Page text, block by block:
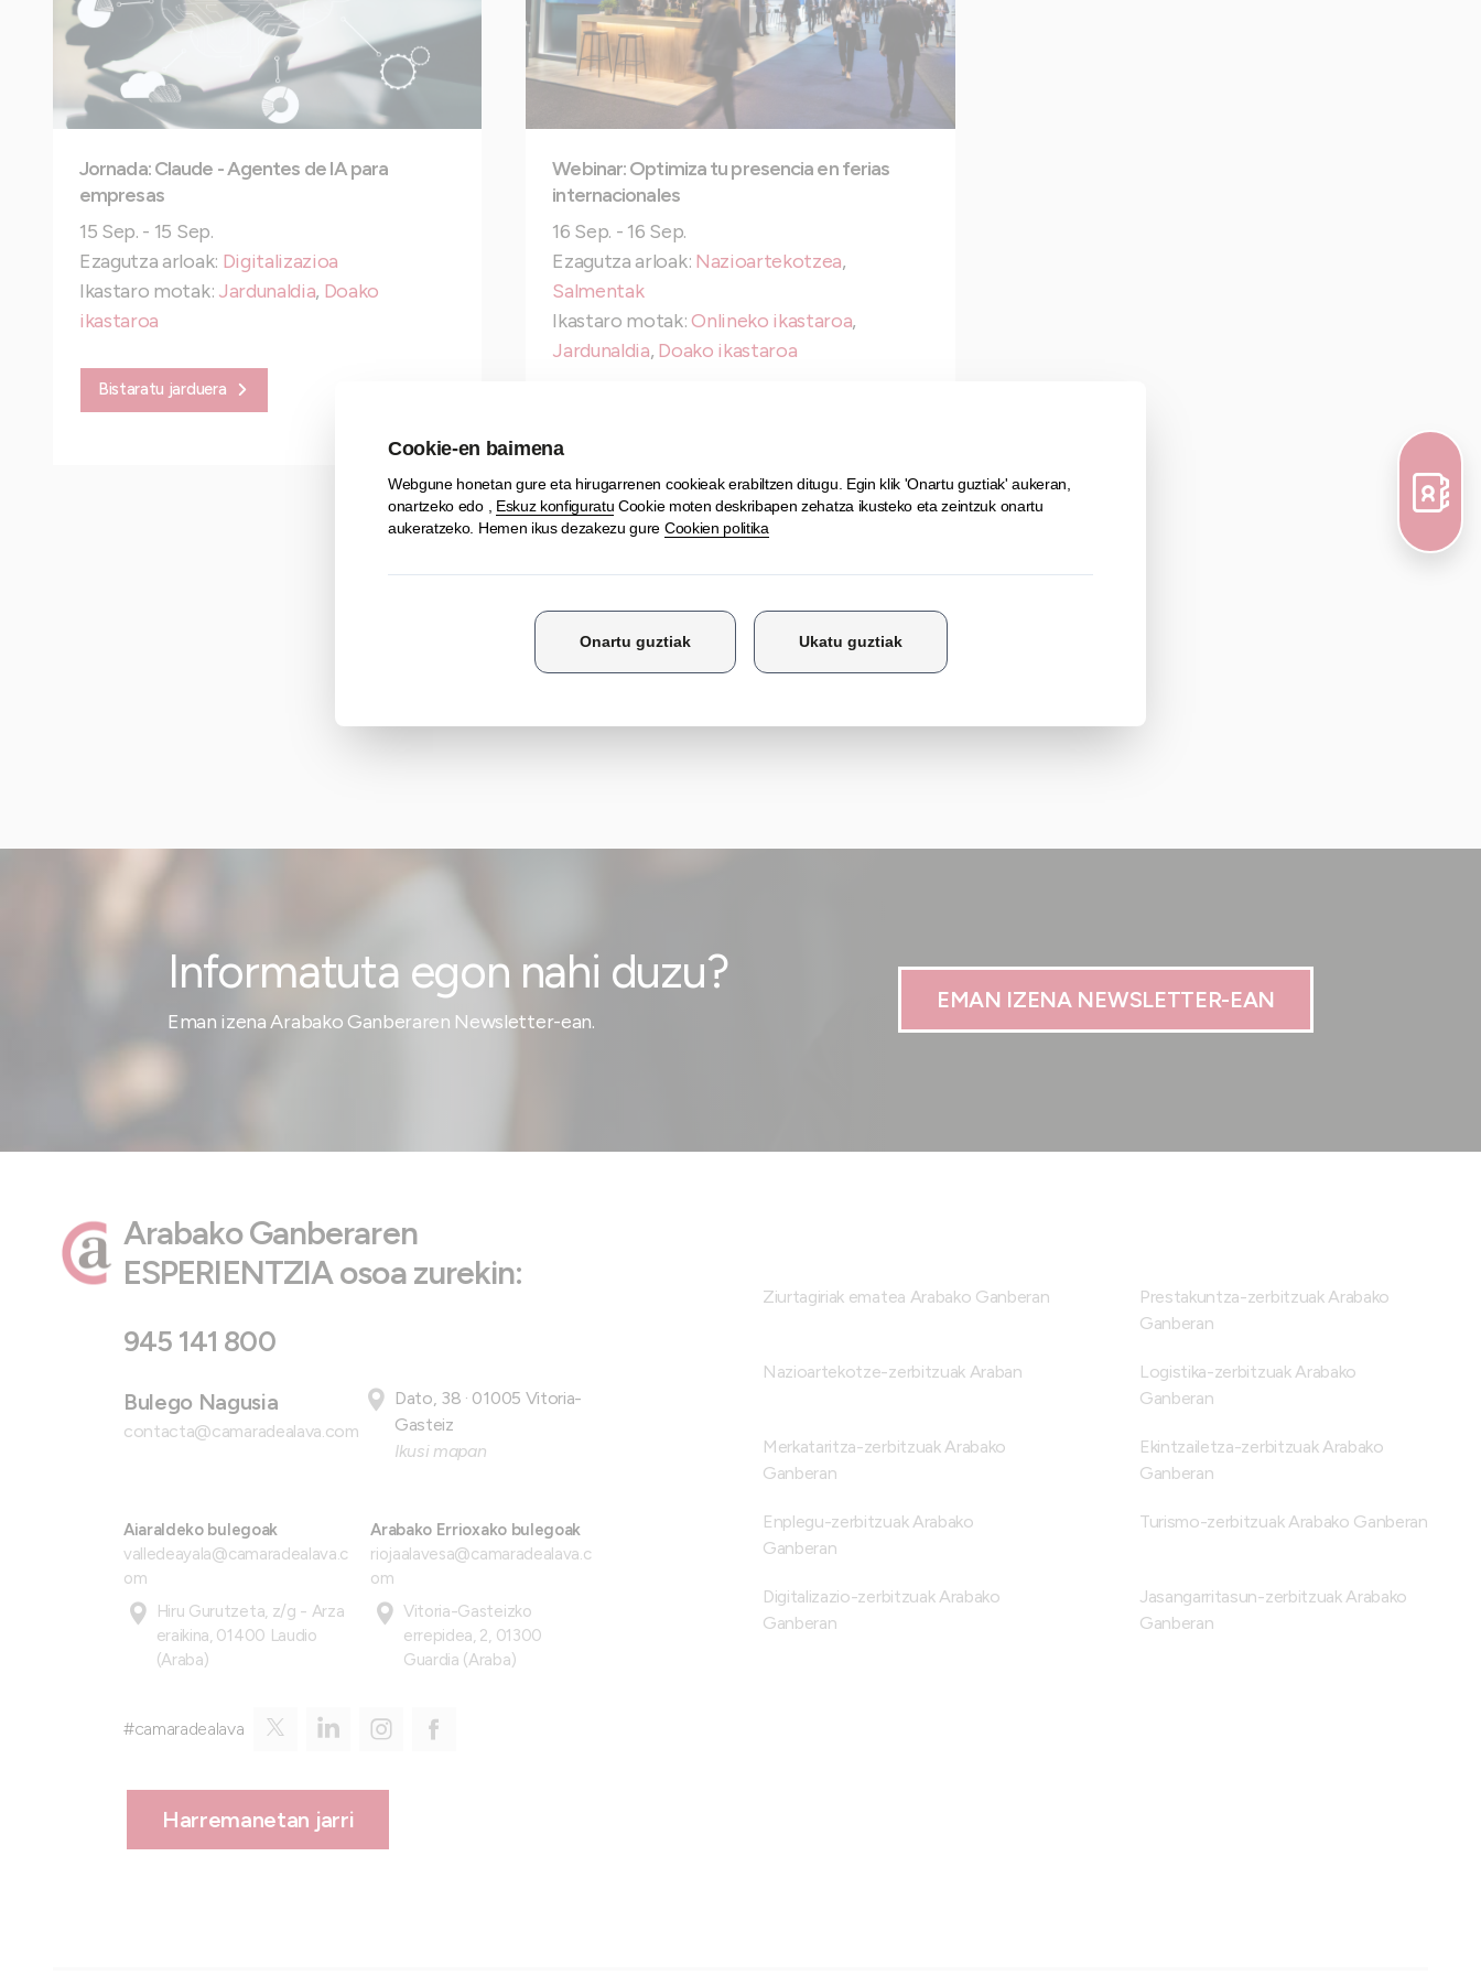
Jornada: Claude - Agentes de IA para
empresas
15 Sep. - 15 Sep.
Ezagutza arloak: Digitalizazioa
Ikastaro motak: Jardunaldia, Doako
ikastaroa
Bistaratu jarduera
Webinar: Optimiza tu presencia en ferias
internacionales
16 Sep. - 16 Sep.
Ezagutza arloak: Nazioartekotzea,
Salmentak
Ikastaro motak:Onlineko ikastaroa,
Jardunaldia, Doako ikastaroa
Gehiago jakin
Informatuta egon nahi duzu?
Eman izena Arabako Ganberaren Newsletter-ean.
EMAN IZENA NEWSLETTER-EAN
Arabako Ganberaren
ESPERIENTZIA osoa zurekin:
945 141 800
Bulego Nagusia
contacta@camaradealava.com
Dato, 38 · 01005 Vitoria-
Gasteiz
Ikusi mapan
Aiaraldeko bulegoak
valledeayala@camaradealava.c
om
Hiru Gurutzeta, z/g - Arza
eraikina, 01400 Laudio
(Araba)
Arabako Errioxako bulegoak
riojaalavesa@camaradealava.c
om
Vitoria-Gasteizko
errepidea, 2, 01300
Guardia (Araba)
#camaradealava
Harremanetan jarri
Ziurtagiriak ematea Arabako Ganberan
Prestakuntza-zerbitzuak Arabako
Ganberan
Nazioartekotze-zerbitzuak Araban
Logistika-zerbitzuak Arabako
Ganberan
Merkataritza-zerbitzuak Arabako
Ganberan
Ekintzailetza-zerbitzuak Arabako
Ganberan
Enplegu-zerbitzuak Arabako
Ganberan
Turismo-zerbitzuak Arabako Ganberan
Digitalizazio-zerbitzuak Arabako
Ganberan
Jasangarritasun-zerbitzuak Arabako
Ganberan